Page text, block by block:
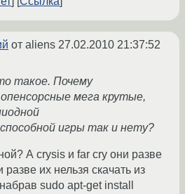
от aliens 27.02.2010 21:37:52
такое. Почему
мега крутые,
игры так и нету?
А crysis и far cry они разве
разве их нельзя скачать из
sudo apt-get install